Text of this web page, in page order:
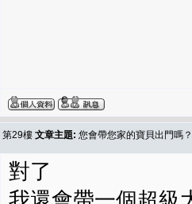
第29樓 文章主題: 您會帶您家的寶貝出門嗎？
對了